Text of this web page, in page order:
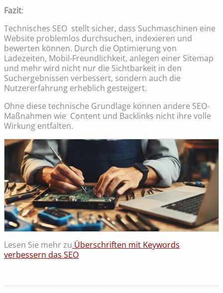
Fazit:
Technisches SEO stellt sicher, dass Suchmaschinen eine
Website problemlos durchsuchen, indexieren und
bewerten können. Durch die Optimierung von
Ladezeiten, Mobil-Freundlichkeit, anlegen einer Sitemap
und mehr wird nicht nur die Sichtbarkeit in den
Suchergebnissen verbessert, sondern auch die
Nutzererfahrung erheblich gesteigert.
Ohne diese technische Grundlage können andere SEO-
Maßnahmen wie Content und Backlinks nicht ihre volle
Wirkung entfalten.
Lesen Sie mehr zu Überschriften mit Keywords
verbessern das SEO